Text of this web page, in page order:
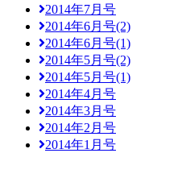
2014年7月号
2014年6月号(2)
2014年6月号(1)
2014年5月号(2)
2014年5月号(1)
2014年4月号
2014年3月号
2014年2月号
2014年1月号